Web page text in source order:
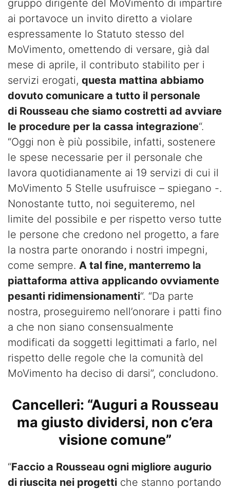
gruppo dirigente del MoVimento di impartire
ai portavoce un invito diretto a violare
espressamente lo Statuto stesso del
MoVimento, omettendo di versare, già dal
mese di aprile, il contributo stabilito per i
servizi erogati, questa mattina abbiamo
dovuto comunicare a tutto il personale
di Rousseau che siamo costretti ad avviare
le procedure per la cassa integrazione“.
“Oggi non è più possibile, infatti, sostenere
le spese necessarie per il personale che
lavora quotidianamente ai 19 servizi di cui il
MoVimento 5 Stelle usufruisce – spiegano -.
Nonostante tutto, noi seguiteremo, nel
limite del possibile e per rispetto verso tutte
le persone che credono nel progetto, a fare
la nostra parte onorando i nostri impegni,
come sempre. A tal fine, manterremo la
piattaforma attiva applicando ovviamente
pesanti ridimensionamenti“. “Da parte
nostra, proseguiremo nell’onorare i patti fino
a che non siano consensualmente
modificati da soggetti legittimati a farlo, nel
rispetto delle regole che la comunità del
MoVimento ha deciso di darsi”, concludono.
Cancelleri: “Auguri a Rousseau
ma giusto dividersi, non c’era
visione comune”
“Faccio a Rousseau ogni migliore augurio
di riuscita nei progetti che stanno portando